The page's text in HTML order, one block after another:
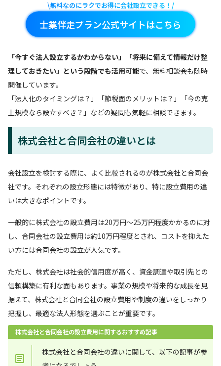
\無料なのにラクでお得に会社設立できる！/
士業伴走プラン公式サイトはこちら
「今すぐ法人設立するかわからない」「将来に備えて情報だけ整
理しておきたい」という段階でも活用可能で、無料相談会も随時
開催しています。
「法人化のタイミングは？」「節税面のメリットは？」「今の売
上規模なら設立すべき？」などの疑問も気軽に相談できます。
株式会社と合同会社の違いとは
会社設立を検討する際に、よく比較されるのが株式会社と合同会
社です。それぞれの設立形態には特徴があり、特に設立費用の違
いは大きなポイントです。
一般的に株式会社の設立費用は20万円〜25万円程度かかるのに対
し、合同会社の設立費用は約10万円程度とされ、コストを抑えた
い方には合同会社の設立が人気です。
ただし、株式会社は社会的信用度が高く、資金調達や取引先との
信頼構築に有利な面もあります。事業の規模や将来的な成長を見
据えて、株式会社と合同会社の設立費用や制度の違いをしっかり
把握し、最適な法人形態を選ぶことが重要です。
株式会社と合同会社の設立費用に関するおすすめ記事
株式会社と合同会社の違いに関して、以下の記事が参